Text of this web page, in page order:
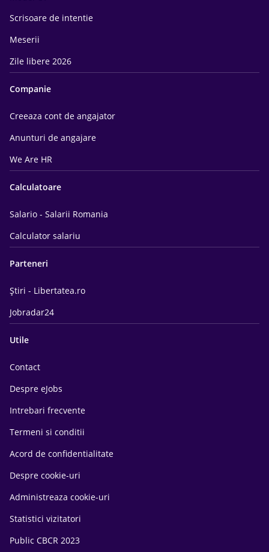
Scrisoare de intentie
Meserii
Zile libere 2026
Companie
Creeaza cont de angajator
Anunturi de angajare
We Are HR
Calculatoare
Salario - Salarii Romania
Calculator salariu
Parteneri
Știri - Libertatea.ro
Jobradar24
Utile
Contact
Despre eJobs
Intrebari frecvente
Termeni si conditii
Acord de confidentialitate
Despre cookie-uri
Administreaza cookie-uri
Statistici vizitatori
Public CBCR 2023